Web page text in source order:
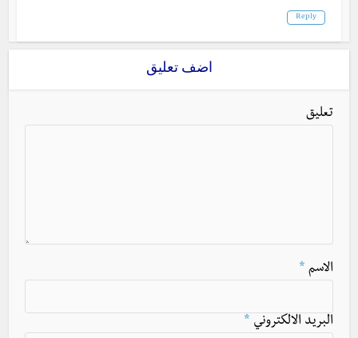
Reply
اضف تعليق
تعليق
الاسم *
البريد الالكتروني *